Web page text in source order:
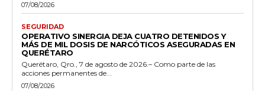
07/08/2026
SEGURIDAD
OPERATIVO SINERGIA DEJA CUATRO DETENIDOS Y
MÁS DE MIL DOSIS DE NARCÓTICOS ASEGURADAS EN
QUERÉTARO
Querétaro, Qro., 7 de agosto de 2026.– Como parte de las
acciones permanentes de...
07/08/2026